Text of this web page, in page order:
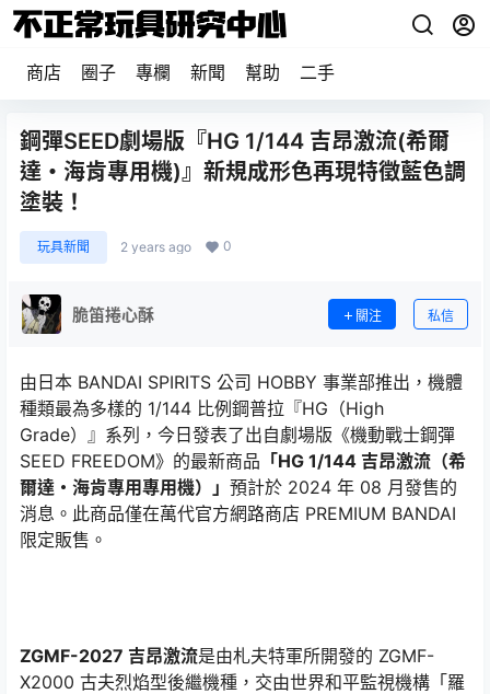
商店 圈子 專欄 新聞 幫助 二手
鋼彈SEED劇場版『HG 1/144 吉昂激流(希爾
達・海肯專用機)』新規成形色再現特徵藍色調
塗裝！
玩具新聞 2 years ago 0
脆笛捲心酥 關注 私信
由日本 BANDAI SPIRITS 公司 HOBBY 事業部推出，機體
種類最為多樣的 1/144 比例鋼普拉『HG（High
Grade）』系列，今日發表了出自劇場版《機動戰士鋼彈
SEED FREEDOM》的最新商品 「HG 1/144 吉昂激流（希
爾達・海肯專用專用機）」 預計於 2024 年 08 月發售的
消息。此商品僅在萬代官方網路商店 PREMIUM BANDAI
限定販售。
ZGMF-2027 吉昂激流是由札夫特軍所開發的 ZGMF-
X2000 古夫烈焰型後繼機種，交由世界和平監視機構「羅